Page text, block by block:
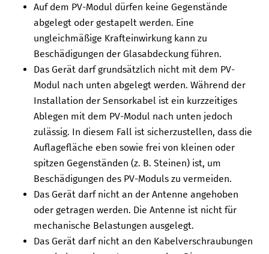
Auf dem PV-Modul dürfen keine Gegenstände
abgelegt oder gestapelt werden. Eine
ungleichmäßige Krafteinwirkung kann zu
Beschädigungen der Glasabdeckung führen.
Das Gerät darf grundsätzlich nicht mit dem PV-
Modul nach unten abgelegt werden. Während der
Installation der Sensorkabel ist ein kurzzeitiges
Ablegen mit dem PV-Modul nach unten jedoch
zulässig. In diesem Fall ist sicherzustellen, dass die
Auflagefläche eben sowie frei von kleinen oder
spitzen Gegenständen (z. B. Steinen) ist, um
Beschädigungen des PV-Moduls zu vermeiden.
Das Gerät darf nicht an der Antenne angehoben
oder getragen werden. Die Antenne ist nicht für
mechanische Belastungen ausgelegt.
Das Gerät darf nicht an den Kabelverschraubungen